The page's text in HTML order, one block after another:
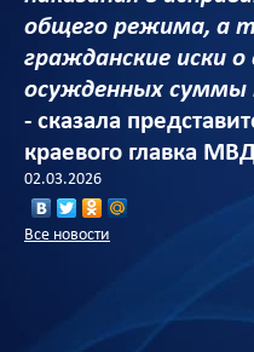
общего режима, а
гражданские иски о
осужденных суммы
- сказала
краевого главка
02.03.2026
Все новости